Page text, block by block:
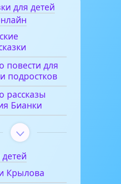
для детей
повести для
подростков
рассказы
Бианки
Крылова